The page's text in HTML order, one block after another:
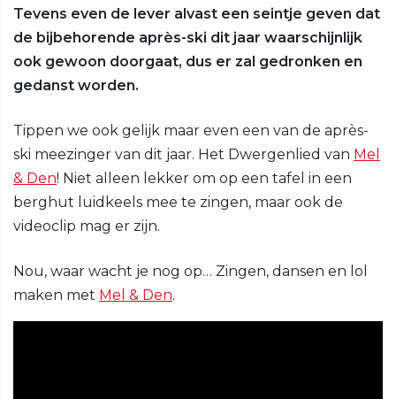
Tevens even de lever alvast een seintje geven dat
de bijbehorende après-ski dit jaar waarschijnlijk
ook gewoon doorgaat, dus er zal gedronken en
gedanst worden.
Tippen we ook gelijk maar even een van de après-
ski meezinger van dit jaar. Het Dwergenlied van Mel
& Den! Niet alleen lekker om op een tafel in een
berghut luidkeels mee te zingen, maar ook de
videoclip mag er zijn.
Nou, waar wacht je nog op… Zingen, dansen en lol
maken met Mel & Den.